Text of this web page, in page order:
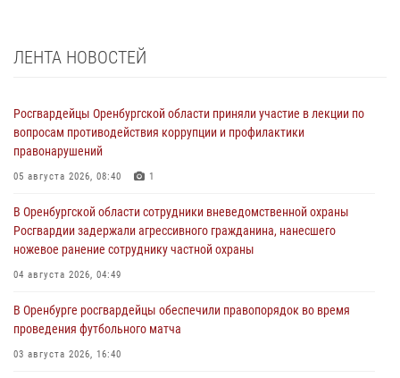
ЛЕНТА НОВОСТЕЙ
Росгвардейцы Оренбургской области приняли участие в лекции по
вопросам противодействия коррупции и профилактики
правонарушений
05 августа 2026, 08:40 1
В Оренбургской области сотрудники вневедомственной охраны
Росгвардии задержали агрессивного гражданина, нанесшего
ножевое ранение сотруднику частной охраны
04 августа 2026, 04:49
В Оренбурге росгвардейцы обеспечили правопорядок во время
проведения футбольного матча
03 августа 2026, 16:40